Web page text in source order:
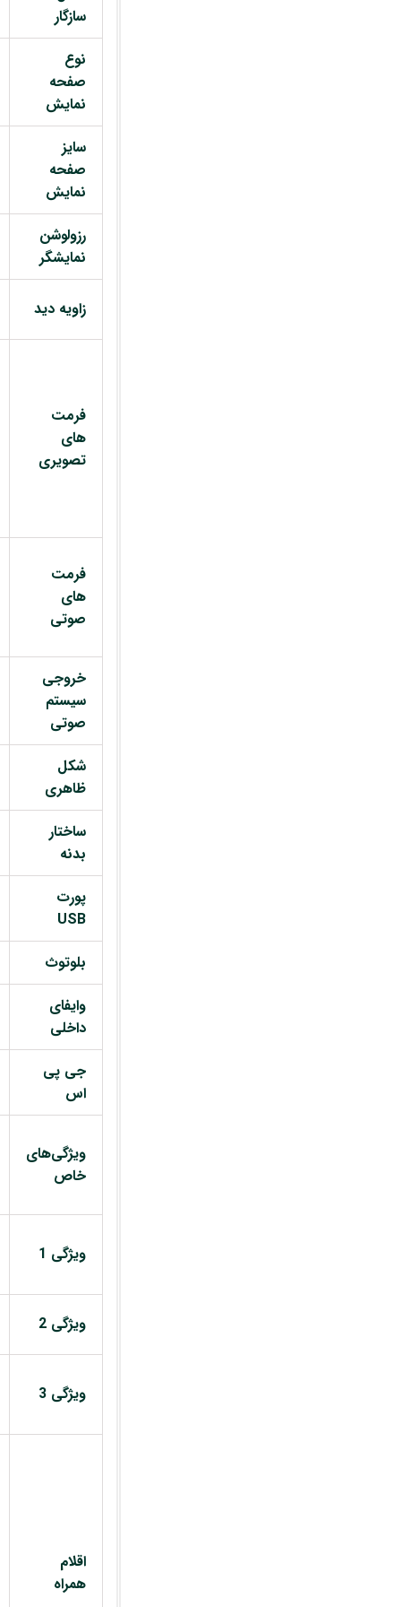
سازگار
نوع
صفحه
نمایش
سایز
صفحه
نمایش
رزولوشن
نمایشگر
زاویه دید
فرمت
های
تصویری
فرمت
های
صوتی
خروجی
سیستم
صوتی
شکل
ظاهری
ساختار
بدنه
پورت
USB
بلوتوث
وایفای
داخلی
جی پی
اس
ویژگی‌های
خاص
ویژگی 1
ویژگی 2
ویژگی 3
اقلام
همراه